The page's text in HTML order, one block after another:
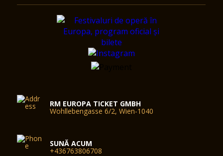
RM EUROPA TICKET GMBH
Wohllebengasse 6/2, Wien-1040
SUNĂ ACUM
+436763806708